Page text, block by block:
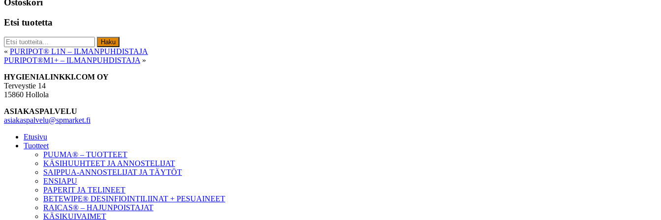
Ostoskori
Etsi tuotetta
Etsi: Haku
« PURIPOT® L1N – ILMANPUHDISTAJA
PURIPOT®M1+ – ILMANPUHDISTAJA »
Footer
HYGIENIALINKKI.COM OY
Terveystie 14
15860 Hollola
ASIAKASPALVELU
asiakaspalvelu@spmarket.fi
Etusivu
Tuotteet
PUUMA® – TUOTTEET
KÄSIHUUHTEET JA ANNOSTELIJAT
SAIPPUA-ANNOSTELIJAT JA TÄYTÖT
ENSIAPU
PAPERIT JA TELINEET
BETEWIPE® DESINFIOINTILIINAT + PESUAINEET
RAICAS® – HAJUNPOISTAJAT
KÄSIKUIVAIMET